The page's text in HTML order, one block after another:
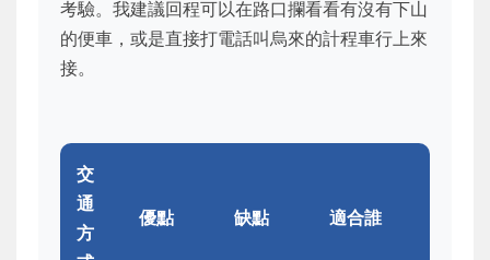
考驗。我建議回程可以在路口攔看看有沒有下山
的便車，或是直接打電話叫烏來的計程車行上來
接。
交
通
方
優點 缺點 適合誰